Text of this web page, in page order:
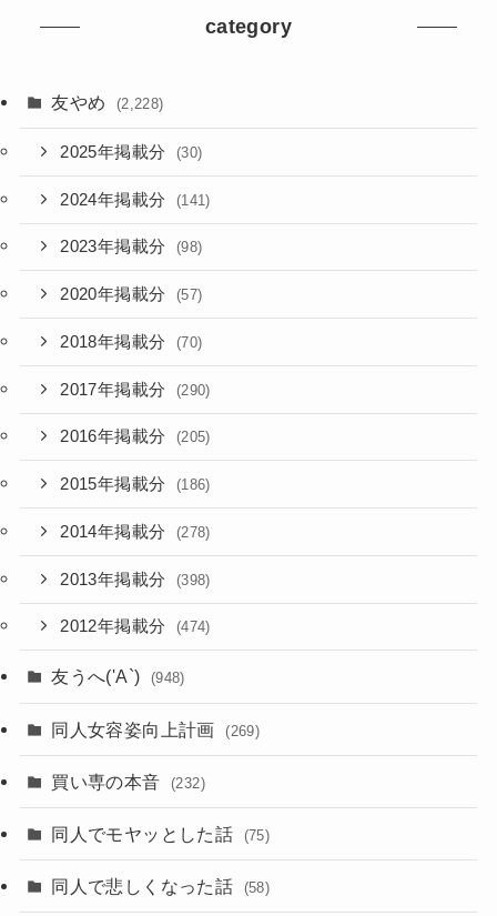
category
友やめ (2,228)
2025年掲載分 (30)
2024年掲載分 (141)
2023年掲載分 (98)
2020年掲載分 (57)
2018年掲載分 (70)
2017年掲載分 (290)
2016年掲載分 (205)
2015年掲載分 (186)
2014年掲載分 (278)
2013年掲載分 (398)
2012年掲載分 (474)
友うへ('A`) (948)
同人女容姿向上計画 (269)
買い専の本音 (232)
同人でモヤッとした話 (75)
同人で悲しくなった話 (58)